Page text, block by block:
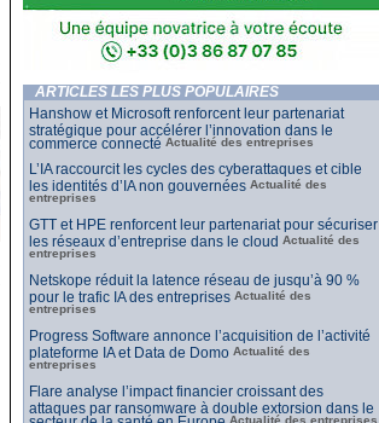
ARTICLES LES PLUS POPULAIRES
Hanshow et Microsoft renforcent leur partenariat
stratégique pour accélérer l’innovation dans le
commerce connecté Actualité des entreprises
L’IA raccourcit les cycles des cyberattaques et cible
les identités d’IA non gouvernées Actualité des
entreprises
GTT et HPE renforcent leur partenariat pour sécuriser
les réseaux d’entreprise dans le cloud Actualité des
entreprises
Netskope réduit la latence réseau de jusqu’à 90 %
pour le trafic IA des entreprises Actualité des
entreprises
Progress Software annonce l’acquisition de l’activité
plateforme IA et Data de Domo Actualité des
entreprises
Flare analyse l’impact financier croissant des
attaques par ransomware à double extorsion dans le
secteur de la santé en Europe Actualité des entreprises